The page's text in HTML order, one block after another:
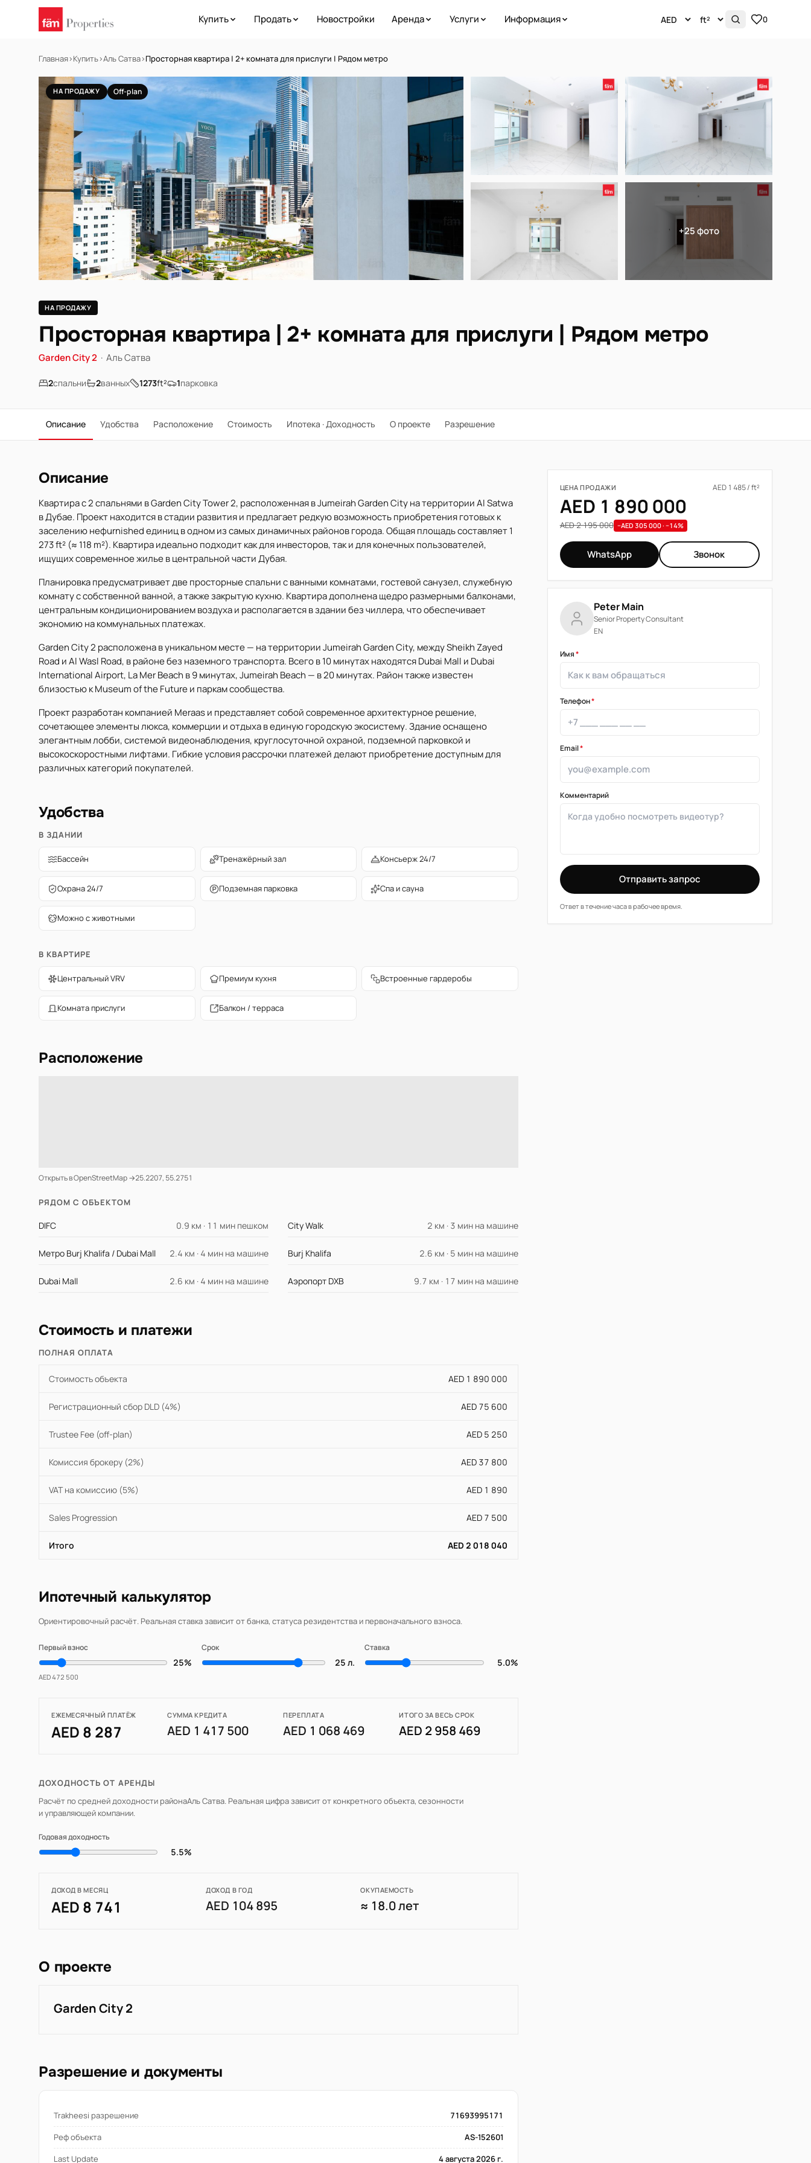
Купить Продать Новостройки Аренда Услуги Информация 0
Главная›Купить›Аль Сатва›Просторная квартира | 2+ комната для прислуги | Рядом метро
НА ПРОДАЖУ Off-plan
+25 фото
НА ПРОДАЖУ
Просторная квартира | 2+ комната для прислуги | Рядом метро
Garden City 2 · Аль Сатва
2спальни 2ванных 1273ft² 1парковка
Описание Удобства Расположение Стоимость Ипотека · Доходность О проекте Разрешение
Описание
Квартира с 2 спальнями в Garden City Tower 2, расположенная в Jumeirah Garden City на территории Al Satwa
в Дубае. Проект находится в стадии развития и предлагает редкую возможность приобретения готовых к
заселению нефurnished единиц в одном из самых динамичных районов города. Общая площадь составляет 1
273 ft² (≈ 118 m²). Квартира идеально подходит как для инвесторов, так и для конечных пользователей,
ищущих современное жилье в центральной части Дубая.
Планировка предусматривает две просторные спальни с ванными комнатами, гостевой санузел, служебную
комнату с собственной ванной, а также закрытую кухню. Квартира дополнена щедро размерными балконами,
центральным кондиционированием воздуха и располагается в здании без чиллера, что обеспечивает
экономию на коммунальных платежах.
Garden City 2 расположена в уникальном месте — на территории Jumeirah Garden City, между Sheikh Zayed
Road и Al Wasl Road, в районе без наземного транспорта. Всего в 10 минутах находятся Dubai Mall и Dubai
International Airport, La Mer Beach в 9 минутах, Jumeirah Beach — в 20 минутах. Район также известен
близостью к Museum of the Future и паркам сообщества.
Проект разработан компанией Meraas и представляет собой современное архитектурное решение,
сочетающее элементы люкса, коммерции и отдыха в единую городскую экосистему. Здание оснащено
элегантным лобби, системой видеонаблюдения, круглосуточной охраной, подземной парковкой и
высокоскоростными лифтами. Гибкие условия рассрочки платежей делают приобретение доступным для
различных категорий покупателей.
Удобства
В ЗДАНИИ
Бассейн Тренажёрный зал Консьерж 24/7
Охрана 24/7 Подземная парковка Спа и сауна
Можно с животными
В КВАРТИРЕ
Центральный VRV Премиум кухня Встроенные гардеробы
Комната прислуги Балкон / терраса
Расположение
Открыть в OpenStreetMap →25.2207, 55.2751
РЯДОМ С ОБЪЕКТОМ
DIFC 0.9 км · 11 мин пешком City Walk 2 км · 3 мин на машине
Метро Burj Khalifa / Dubai Mall 2.4 км · 4 мин на машине Burj Khalifa 2.6 км · 5 мин на машине
Dubai Mall 2.6 км · 4 мин на машине Аэропорт DXB 9.7 км · 17 мин на машине
Стоимость и платежи
ПОЛНАЯ ОПЛАТА
Стоимость объекта AED 1 890 000
Регистрационный сбор DLD (4%) AED 75 600
Trustee Fee (off-plan) AED 5 250
Комиссия брокеру (2%) AED 37 800
VAT на комиссию (5%) AED 1 890
Sales Progression AED 7 500
Итого AED 2 018 040
Ипотечный калькулятор
Ориентировочный расчёт. Реальная ставка зависит от банка, статуса резидентства и первоначального взноса.
Первый взнос
25%
AED 472 500
Срок
25 л.
Ставка
5.0%
ЕЖЕМЕСЯЧНЫЙ ПЛАТЁЖ
AED 8 287
СУММА КРЕДИТА
AED 1 417 500
ПЕРЕПЛАТА
AED 1 068 469
ИТОГО ЗА ВЕСЬ СРОК
AED 2 958 469
ДОХОДНОСТЬ ОТ АРЕНДЫ
Расчёт по средней доходности районаАль Сатва. Реальная цифра зависит от конкретного объекта, сезонности
и управляющей компании.
Годовая доходность
5.5%
ДОХОД В МЕСЯЦ
AED 8 741
ДОХОД В ГОД
AED 104 895
ОКУПАЕМОСТЬ
≈ 18.0 лет
О проекте
Garden City 2
Разрешение и документы
Trakheesi разрешение
71693995171
Реф объекта
AS-152601
Last Update
4 августа 2026 г.
ЦЕНА ПРОДАЖИ AED 1 485 / ft²
AED 1 890 000
AED 2 195 000 −AED 305 000 · −14%
WhatsApp Звонок
Peter Main
Senior Property Consultant
EN
Имя*
Телефон*
Email*
Комментарий
Отправить запрос
Ответ в течение часа в рабочее время.